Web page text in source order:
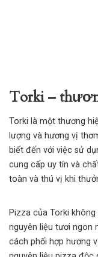
Torki –
Torki là một thương
lượng và hương vị
biết đến với việc sử
cung cấp uy tín và
toàn và thú vị khi
Pizza của Torki
nguyên liệu tươi ngon
cách phối hợp hương